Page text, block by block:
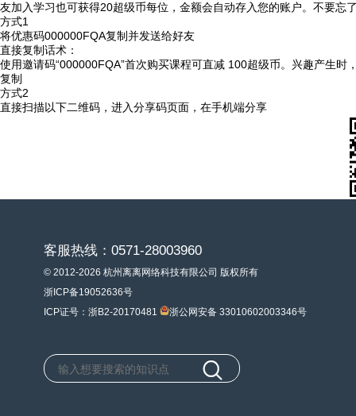
友加入学习也可获得20超级币每位，金额会自动存入您的账户。不要忘
方式1
将优惠码000000FQA复制并发送给好友
直接复制话术：
使用邀请码“000000FQA”首次购买课程可直减 100超级币。兴趣产生时
复制
方式2
直接扫描以下二维码，进入分享码页面，在手机端分享
客服热线：0571-28003960
© 2012-2026 杭州离离网络科技有限公司 版权所有
浙ICP备19052636号
ICP证号：浙B2-20170481
浙公网安备 33010602003346号